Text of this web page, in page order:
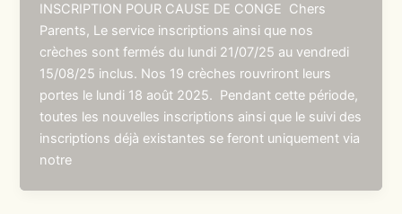
INSCRIPTION POUR CAUSE DE CONGE Chers
Parents, Le service inscriptions ainsi que nos
crèches sont fermés du lundi 21/07/25 au vendredi
15/08/25 inclus. Nos 19 crèches rouvriront leurs
portes le lundi 18 août 2025. Pendant cette période,
toutes les nouvelles inscriptions ainsi que le suivi des
inscriptions déjà existantes se feront uniquement via
notre